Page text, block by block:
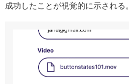
成功したことが視覚的に示される。